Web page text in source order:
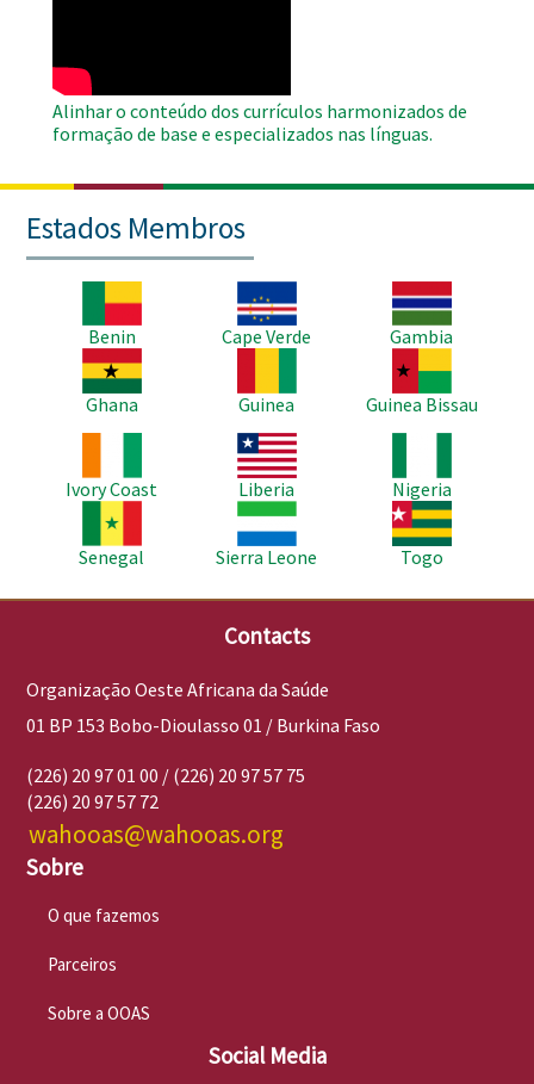
Alinhar o conteúdo dos currículos harmonizados de
formação de base e especializados nas línguas.
Estados Membros
Benin
Imagem
Cape Verde
Imagem
Gambia
Imagem
Ghana
Guinea
Imagem
Guinea Bissau
Ivory Coast
Imagem
Liberia
Nigeria
Imagem
Senegal
Imagem
Sierra Leone
Imagem
Togo
Contacts
Organização Oeste Africana da Saúde
01 BP 153 Bobo-Dioulasso 01 / Burkina Faso
(226) 20 97 01 00 / (226) 20 97 57 75
(226) 20 97 57 72
wahooas@wahooas.org
Sobre
O que fazemos
Parceiros
Sobre a OOAS
Social Media